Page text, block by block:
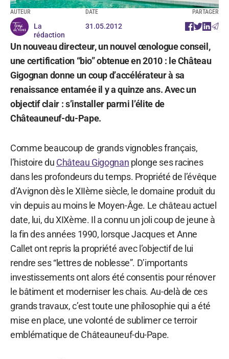
AUTEUR
La
rédaction
DATE
31.05.2012
PARTAGER
Un nouveau directeur, un nouvel œnologue conseil,
une certification “bio” obtenue en 2010 : le Château
Gigognan donne un coup d’accélérateur à sa
renaissance entamée il y a quinze ans. Avec un
objectif clair : s’installer parmi l’élite de
Châteauneuf-du-Pape.
Comme beaucoup de grands vignobles français,
l’histoire du Château Gigognan plonge ses racines
dans les profondeurs du temps. Propriété de l’évêque
d’Avignon dès le XIIème siècle, le domaine produit du
vin depuis au moins le Moyen-Âge. Le château actuel
date, lui, du XIXème. Il a connu un joli coup de jeune à
la fin des années 1990, lorsque Jacques et Anne
Callet ont repris la propriété avec l’objectif de lui
rendre ses “lettres de noblesse”. D’importants
investissements ont alors été consentis pour rénover
le bâtiment et moderniser les chais. Au-delà de ces
grands travaux, c’est toute une philosophie qui a été
mise en place, une volonté de sublimer ce terroir
emblématique de Châteauneuf-du-Pape.